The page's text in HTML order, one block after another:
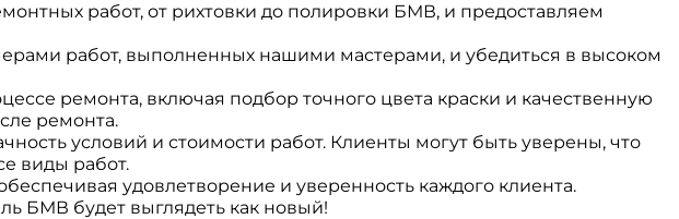
работ, от рихтовки до полировки БМВ, и предоставляем
работ, выполненных нашими мастерами, и убедиться в высоком
ремонта, включая подбор точного цвета краски и качественную
ремонта.
условий и стоимости работ. Клиенты могут быть уверены, что
виды работ.
удовлетворение и уверенность каждого клиента.
БМВ будет выглядеть как новый!